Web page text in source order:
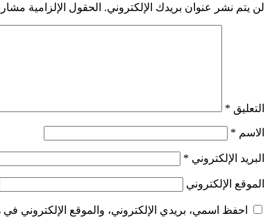
لن يتم نشر عنوان بريدك الإلكتروني. الحقول الإلزامية مشار
التعليق *
الاسم *
البريد الإلكتروني *
الموقع الإلكتروني
احفظ اسمي، بريدي الإلكتروني، والموقع الإلكتروني